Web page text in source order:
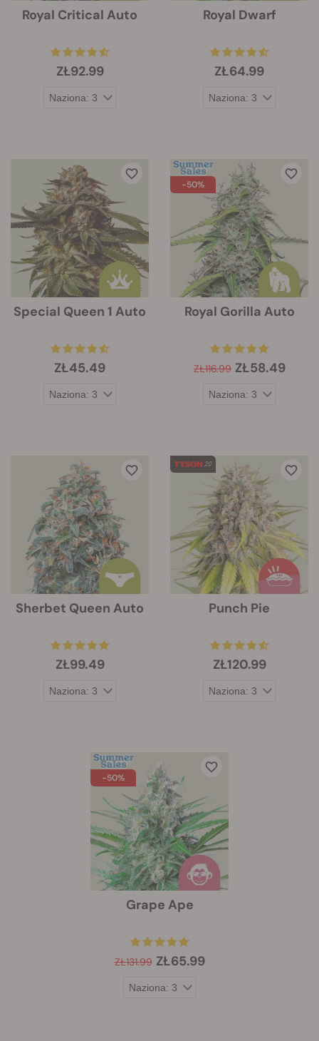
Royal Critical Auto
ZŁ92.99
Royal Dwarf
ZŁ64.99
Special Queen 1 Auto
ZŁ45.49
-50%
Royal Gorilla Auto
ZŁ116.99 ZŁ58.49
Sherbet Queen Auto
ZŁ99.49
Punch Pie
ZŁ120.99
-50%
Grape Ape
ZŁ131.99 ZŁ65.99